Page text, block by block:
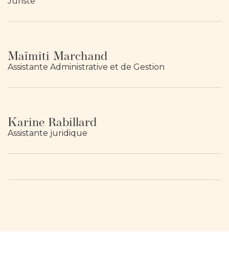
Maïmiti Marchand
Assistante Administrative et de Gestion
Karine Rabillard
Assistante juridique